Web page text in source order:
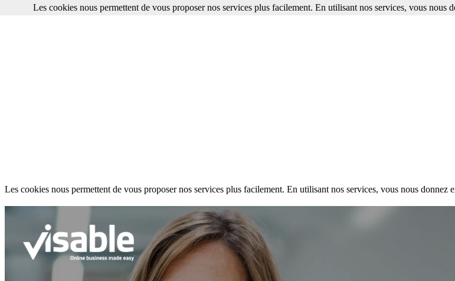
Les cookies nous permettent de vous proposer nos services plus facilement. En utilisant nos services, vous nous donnez
Les cookies nous permettent de vous proposer nos services plus facilement. En utilisant nos services, vous nous